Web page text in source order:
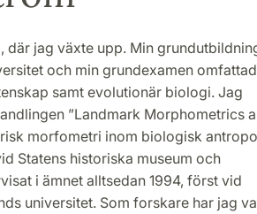
där jag växte upp. Min
och min grundexamen
samt evolutionär biologi. Jag
”Landmark Morphometrics
morfometri inom biologisk
Statens historiska museum och
i ämnet alltsedan 1994, först vid
universitet. Som forskare har jag